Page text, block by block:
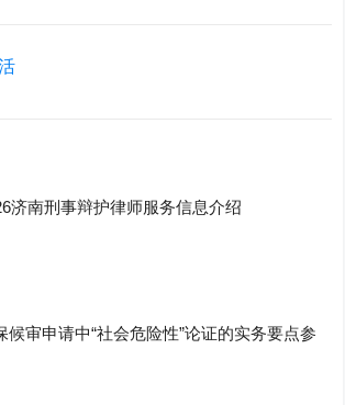
济南刑事辩护律师服务信息介绍
候审申请中“社会危险性”论证的实务要点参